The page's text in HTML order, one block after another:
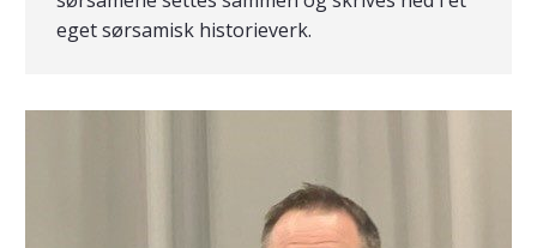
eget sørsamisk historieverk.